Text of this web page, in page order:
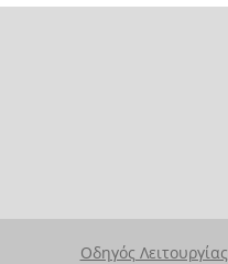
Οδηγός Λειτουργίας